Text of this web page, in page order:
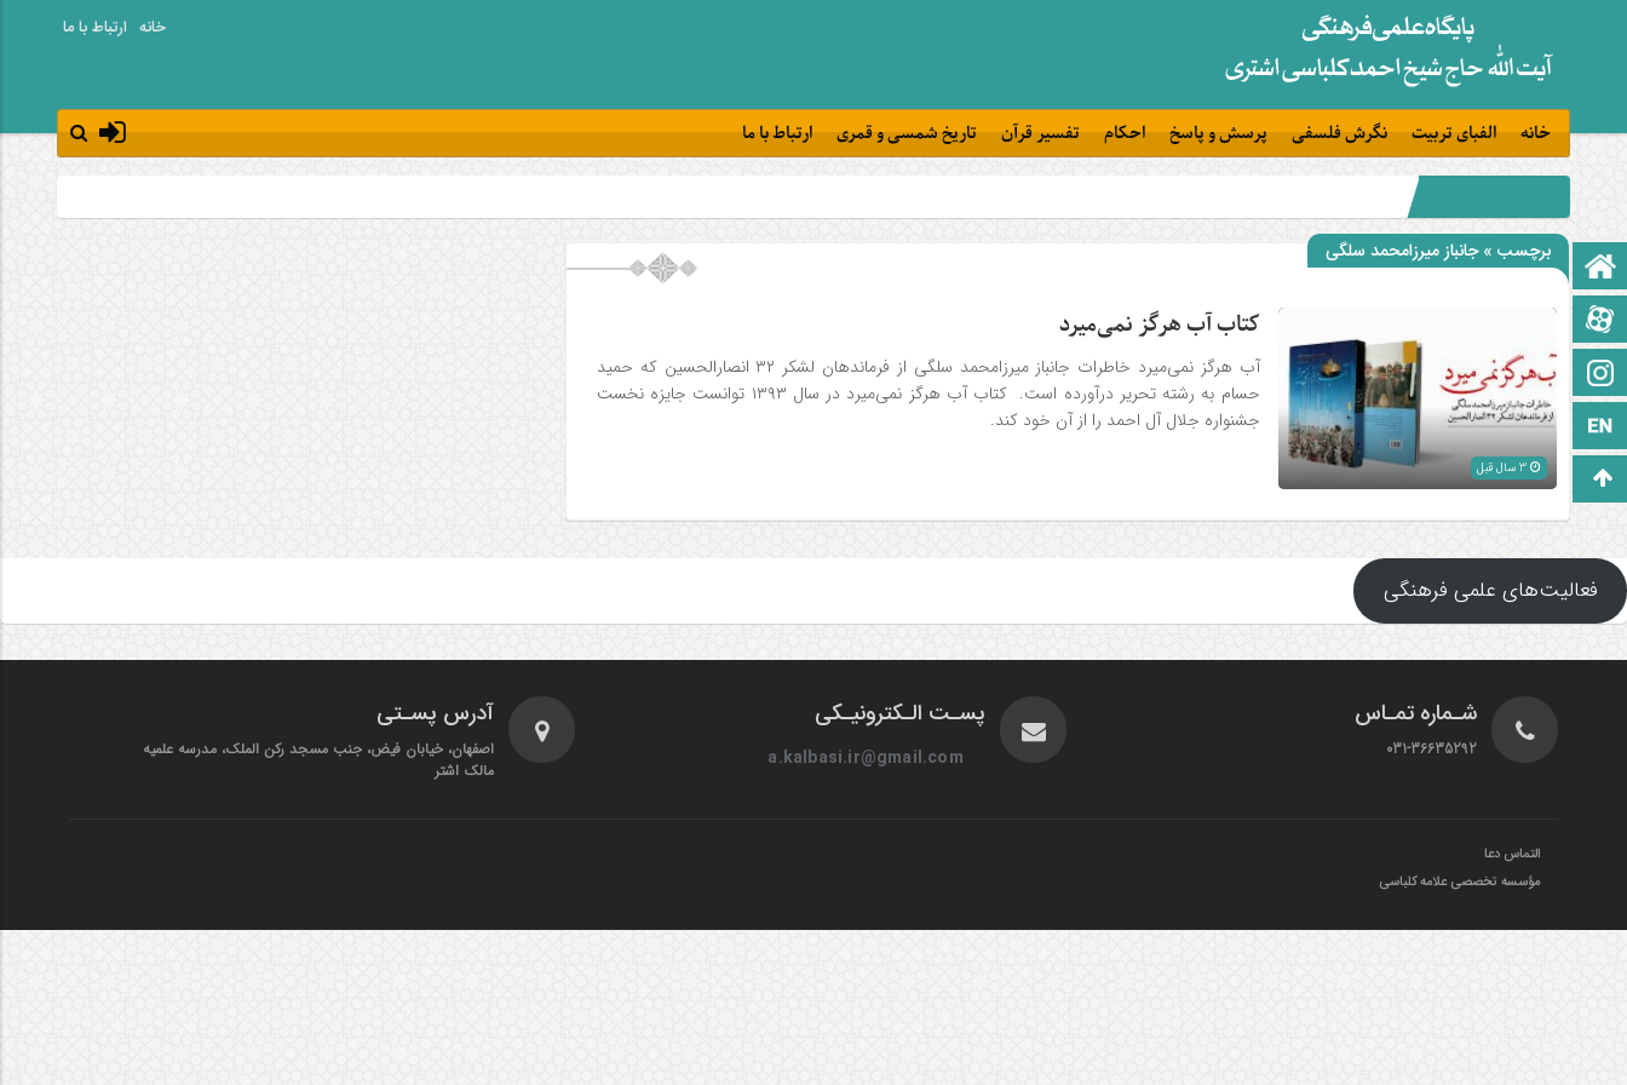
خانه ارتباط با ما
خانه الفبای تربیت نگرش فلسفی پرسش و پاسخ احکام تفسیر قرآن تاریخ شمسی و قمری ارتباط با ما
صفحه نخست
آپارات
اینستاگرام
زبان انگلیسی
برو بالا
برچسب » جانباز میرزامحمد سلگی
کتاب آب هرگز نمی‌میرد
آب هرگز نمی‌میرد خاطرات جانباز میرزامحمد سلگی از فرماندهان لشکر ۳۲ انصارالحسین که حمید
حسام به رشته تحریر درآورده است. کتاب آب هرگز نمی‌میرد در سال ۱۳۹۳ توانست جایزه نخست
جشنواره جلال آل احمد را از آن خود کند.
فعالیت‌های علمی فرهنگی
شـماره تمـاس
031-36635292
پسـت الـکترونیـکی
a.kalbasi.ir@gmail.com
آدرس پسـتی
اصفهان، خیابان فیض، جنب مسجد رکن الملک، مدرسه علمیه
مالک اشتر
التماس دعا
مؤسسه تخصصی علامه کلباسی